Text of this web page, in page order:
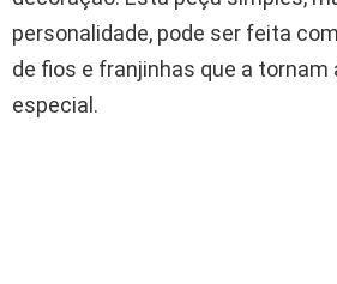
personalidade, pode ser feita
de fios e franjinhas que a tornam
especial.